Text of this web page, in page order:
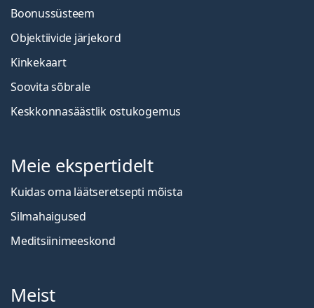
Boonussüsteem
Objektiivide järjekord
Kinkekaart
Soovita sõbrale
Keskkonnasäästlik ostukogemus
Meie ekspertidelt
Kuidas oma läätseretsepti mõista
Silmahaigused
Meditsiinimeeskond
Meist